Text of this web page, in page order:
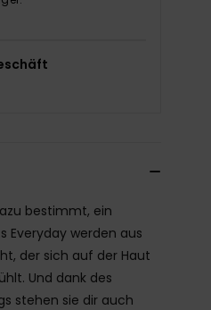
bestimmt, ein
Everyday werden aus
der sich auf der Haut
Und dank des
stehen sie dir auch